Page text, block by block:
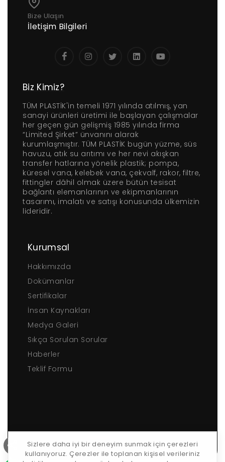
Sizlere daha iyi bir deneyim sunmak için çerezleri
kullanıyoruz. Çerezler ile toplanan kişisel verileriniz
Bize Ulaşın
İletişim Bilgileri
Biz Kimiz?
TÜM PLASTİK'in temeli 1971 yılında atılmış, yan
sanayi ürünleri üretimi ile başlayan çalışmalar
her geçen gün gelişmiş 1985 yılında firma
“Limited Şirket” ünvanını alarak
kurumlaşmıştır. TÜM PLASTİK bugün yüzme, süs
havuzu, atık su arıtımı ve her nevi akışkan
transfer hatlarına yönelik plastik; pompa,
küresel vana, kelebek vana, çekvalf, rakor, filtre,
fittingler dâhil olmak üzere bütün tesisat
bağlantı elemanlarının ve ekipmanlarının
tasarımı, imalatı ve satışı konusunda ülkemizin
lideridir.
Kurumsal
Hakkımızda
Dokümanlar
Sertifikalar
İnsan Kaynakları
Medya Galeri
Sıkça Sorulan Sorular
Haberler
Teklif Formu